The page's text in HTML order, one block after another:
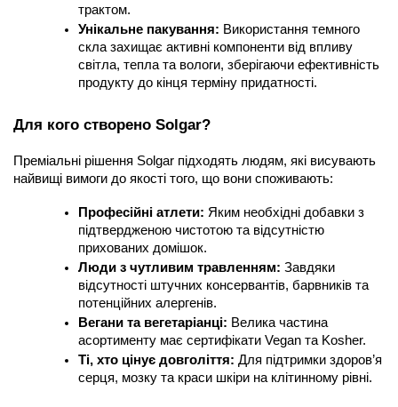
трактом.
Унікальне пакування: Використання темного
скла захищає активні компоненти від впливу
світла, тепла та вологи, зберігаючи ефективність
продукту до кінця терміну придатності.
Для кого створено Solgar?
Преміальні рішення Solgar підходять людям, які висувають
найвищі вимоги до якості того, що вони споживають:
Професійні атлети: Яким необхідні добавки з
підтвердженою чистотою та відсутністю
прихованих домішок.
Люди з чутливим травленням: Завдяки
відсутності штучних консервантів, барвників та
потенційних алергенів.
Вегани та вегетаріанці: Велика частина
асортименту має сертифікати Vegan та Kosher.
Ті, хто цінує довголіття: Для підтримки здоров’я
серця, мозку та краси шкіри на клітинному рівні.